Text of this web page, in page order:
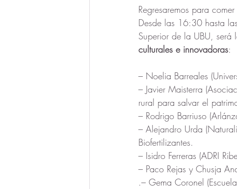
Regresaremos para
Desde las 16:30 hasta
Superior de la UBU, será
culturales e innovadoras:
– Noelia Barreales
– Javier Maisterra
rural para salvar el
– Rodrigo Barriuso
– Alejandro Urda
Biofertilizantes.
– Isidro Ferreras (ADRI
– Paco Rejas y Chusja
.– Gema Coronel